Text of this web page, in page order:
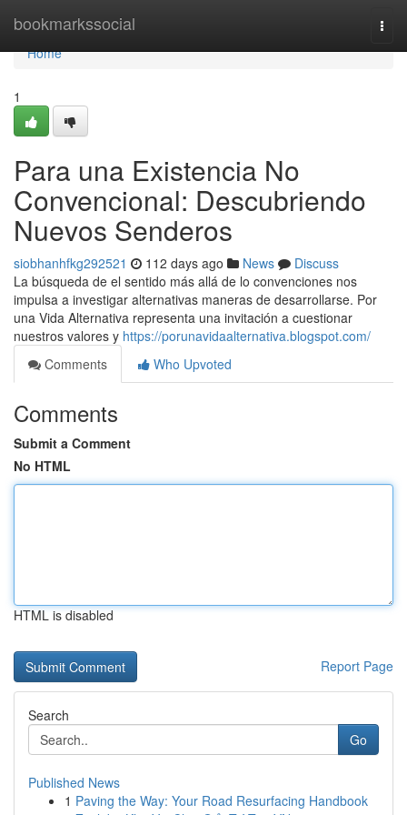
bookmarkssocial
Home
Home
1
Para una Existencia No
Convencional: Descubriendo
Nuevos Senderos
siobhanhfkg292521 112 days ago News
Discuss
La búsqueda de el sentido más allá de lo convenciones nos
impulsa a investigar alternativas maneras de desarrollarse. Por
una Vida Alternativa representa una invitación a cuestionar
nuestros valores y https://porunavidaalternativa.blogspot.com/
Comments
Who Upvoted
Comments
Submit a Comment
No HTML
HTML is disabled
Report Page
Search
Go
Published News
1 Paving the Way: Your Road Resurfacing Handbook